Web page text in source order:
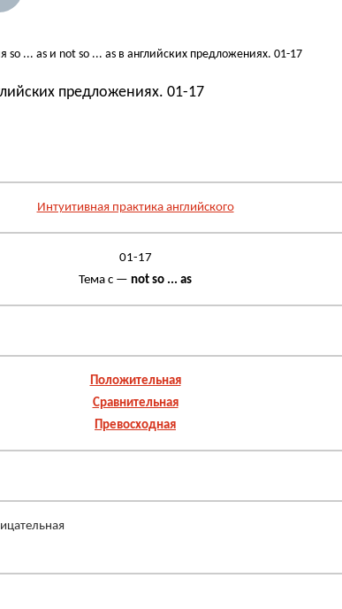
so ... as и not so ... as в английских предложениях. 01-17
предложениях. 01-17
Интуитивная практика английского
01-17
Тема с — not so ... as
Положительная
Сравнительная
Превосходная